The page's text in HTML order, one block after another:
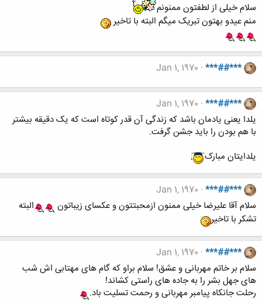
سلام خیلی از لطفتون ممنونم
منم عیدو بهتون تبریک میگم البته با تاخیر
***##***
Jan 1, 1970
***##***
Jan 1, 1970
یلدا یعنی یادمان باشد که زندگی آن قدر کوتاه است که یک دقیقه بیشتر
با هم بودن را باید جشن گرفت.
یلدایتان مبارک
***##***
Jan 1, 1970
سلام آقا علیرضا خیلی ممنون ازمحبتتون و عکسای زیباتون
البته
تشکر با تاخیر
***##***
Jan 1, 1970
سلام بر خاتم مهربانى و عشق! سلام براو که گام هاى مهتابى اش شب
هاى جهل بشر را به جاده هاى راستى کشاند!
رحلت جانکاه پیامبر مهربانی و رحمت تسلیت باد.